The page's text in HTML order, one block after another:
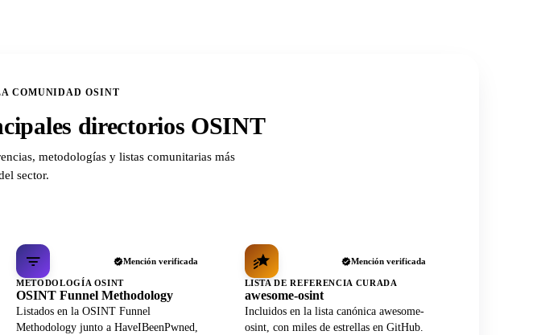
COMUNIDAD OSINT
directorios OSINT
metodologías y listas comunitarias más
sector.
Mención verificada
METODOLOGÍA OSINT
OSINT Funnel Methodology
Listados en la OSINT Funnel
Methodology junto a HaveIBeenPwned,
Mención verificada
LISTA DE REFERENCIA CURADA
awesome-osint
Incluidos en la lista canónica awesome-
osint, con miles de estrellas en GitHub.